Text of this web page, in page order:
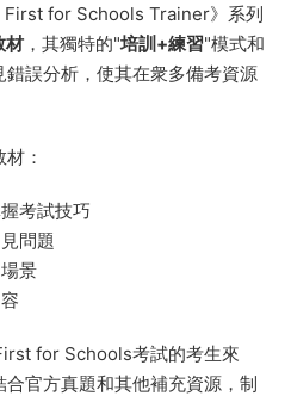
First for Schools Trainer》系列
材，其獨特的"培訓+練習"模式和
錯誤分析，使其在衆多備考資源
：
考試技巧
問題
景
for Schools考試的考生來
官方真題和其他補充資源，制